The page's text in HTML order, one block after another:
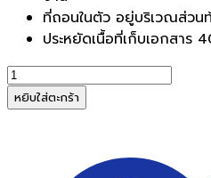
ที่ถอนในตัว อยู่บริเวณส่วน
ประหยัดเนื้อที่เก็บเอกสาร
จำนวน
เครื่อง
เย็บ
หยิบใส่ตะกร้า